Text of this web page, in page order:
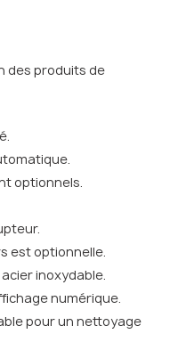
des produits de
optionnels.
est optionnelle.
inoxydable.
numérique.
pour un nettoyage